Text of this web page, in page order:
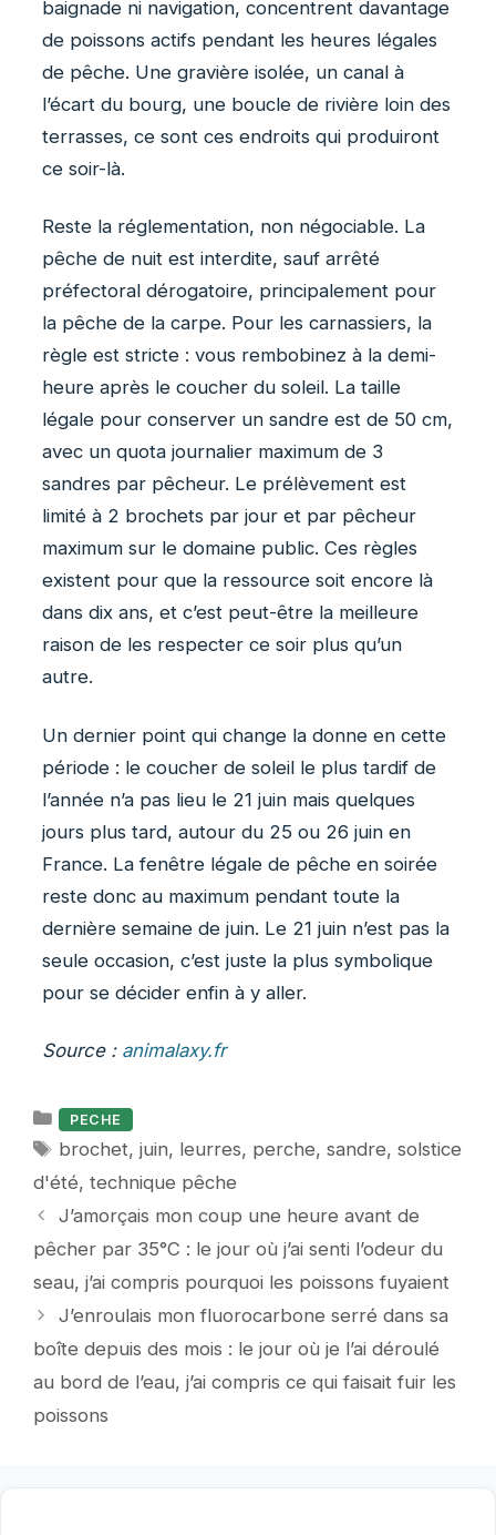
baignade ni navigation, concentrent davantage
de poissons actifs pendant les heures légales
de pêche. Une gravière isolée, un canal à
l’écart du bourg, une boucle de rivière loin des
terrasses, ce sont ces endroits qui produiront
ce soir-là.
Reste la réglementation, non négociable. La
pêche de nuit est interdite, sauf arrêté
préfectoral dérogatoire, principalement pour
la pêche de la carpe. Pour les carnassiers, la
règle est stricte : vous rembobinez à la demi-
heure après le coucher du soleil. La taille
légale pour conserver un sandre est de 50 cm,
avec un quota journalier maximum de 3
sandres par pêcheur. Le prélèvement est
limité à 2 brochets par jour et par pêcheur
maximum sur le domaine public. Ces règles
existent pour que la ressource soit encore là
dans dix ans, et c’est peut-être la meilleure
raison de les respecter ce soir plus qu’un
autre.
Un dernier point qui change la donne en cette
période : le coucher de soleil le plus tardif de
l’année n’a pas lieu le 21 juin mais quelques
jours plus tard, autour du 25 ou 26 juin en
France. La fenêtre légale de pêche en soirée
reste donc au maximum pendant toute la
dernière semaine de juin. Le 21 juin n’est pas la
seule occasion, c’est juste la plus symbolique
pour se décider enfin à y aller.
Source : animalaxy.fr
Catégories
PECHE
Étiquettes
brochet,juin, leurres, perche,sandre,solstice
d'été, technique pêche
J’amorçais mon coup une heure avant de
pêcher par 35°C : le jour où j’ai senti l’odeur du
seau, j’ai compris pourquoi les poissons fuyaient
J’enroulais mon fluorocarbone serré dans sa
boîte depuis des mois : le jour où je l’ai déroulé
au bord de l’eau, j’ai compris ce qui faisait fuir les
poissons